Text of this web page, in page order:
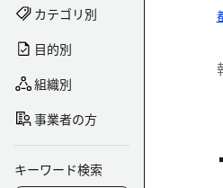
カテゴリ別
目的別
組織別
事業者の方
キーワード検索